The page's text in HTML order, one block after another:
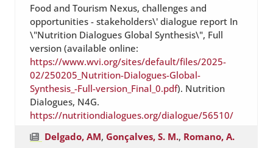
Food and Tourism Nexus, challenges and
opportunities - stakeholders\' dialogue report In
\"Nutrition Dialogues Global Synthesis\", Full
version (available online:
https://www.wvi.org/sites/default/files/2025-
02/250205_Nutrition-Dialogues-Global-
Synthesis_-Full-version_Final_0.pdf). Nutrition
Dialogues, N4G.
https://nutritiondialogues.org/dialogue/56510/
Delgado, AM, Gonçalves, S. M., Romano, A.